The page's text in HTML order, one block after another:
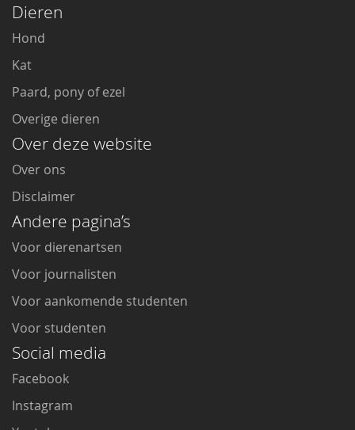
Dieren
Hond
Kat
Paard, pony of ezel
Overige dieren
Over deze website
Over ons
Disclaimer
Andere pagina’s
Voor dierenartsen
Voor journalisten
Voor aankomende studenten
Voor studenten
Social media
Facebook
Instagram